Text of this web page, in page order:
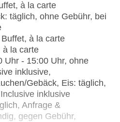
inklusive, Anfrage &
Valet Parking:
Konferenzräume: 1,
Tagungsequipment:
Coffee Breaks:
3, Zimmer: 540,
Nebengebäude: 1
à la carte
täglich, ohne Gebühr, bei
à la carte
à la carte
Uhr - 15:00 Uhr, ohne
inklusive,
Gebäck, Eis: täglich,
inklusive
Anfrage &
gegen Gebühr,